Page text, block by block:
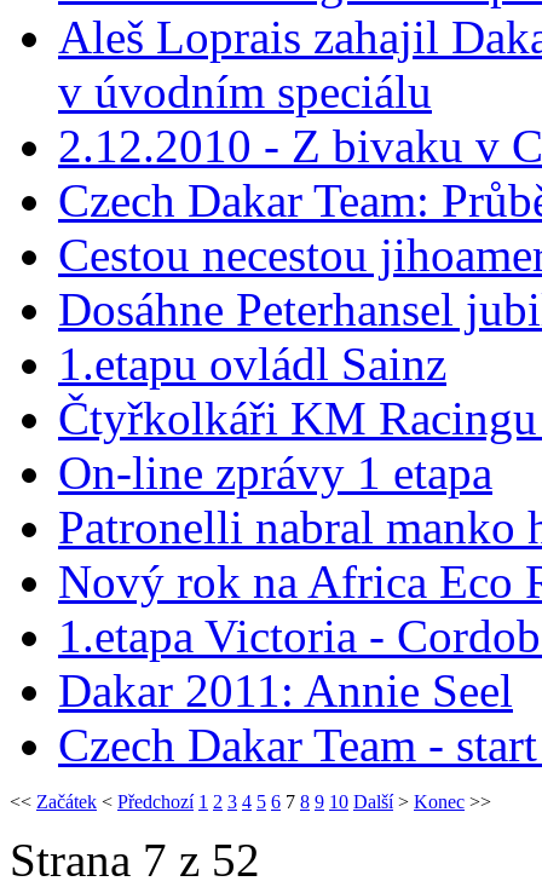
Aleš Loprais zahajil
v úvodním speciálu
2.12.2010 - Z bivaku v
Czech Dakar Team:
Cestou necestou
Dosáhne Peterhansel
1.etapu ovládl Sainz
Čtyřkolkáři KM
On-line zprávy 1 etapa
Patronelli nabral manko
Nový rok na Africa Eco
1.etapa Victoria -
Dakar 2011: Annie Seel
Czech Dakar Team -
<< Začátek < Předchozí 1 2 3 4 5 6 7 8 9 10 Další> Konec >>
Strana 7 z 52